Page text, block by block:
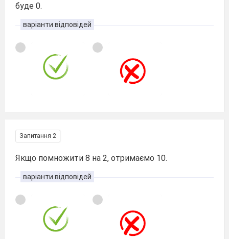
буде 0.
варіанти відповідей
Запитання 2
Якщо помножити 8 на 2, отримаємо 10.
варіанти відповідей